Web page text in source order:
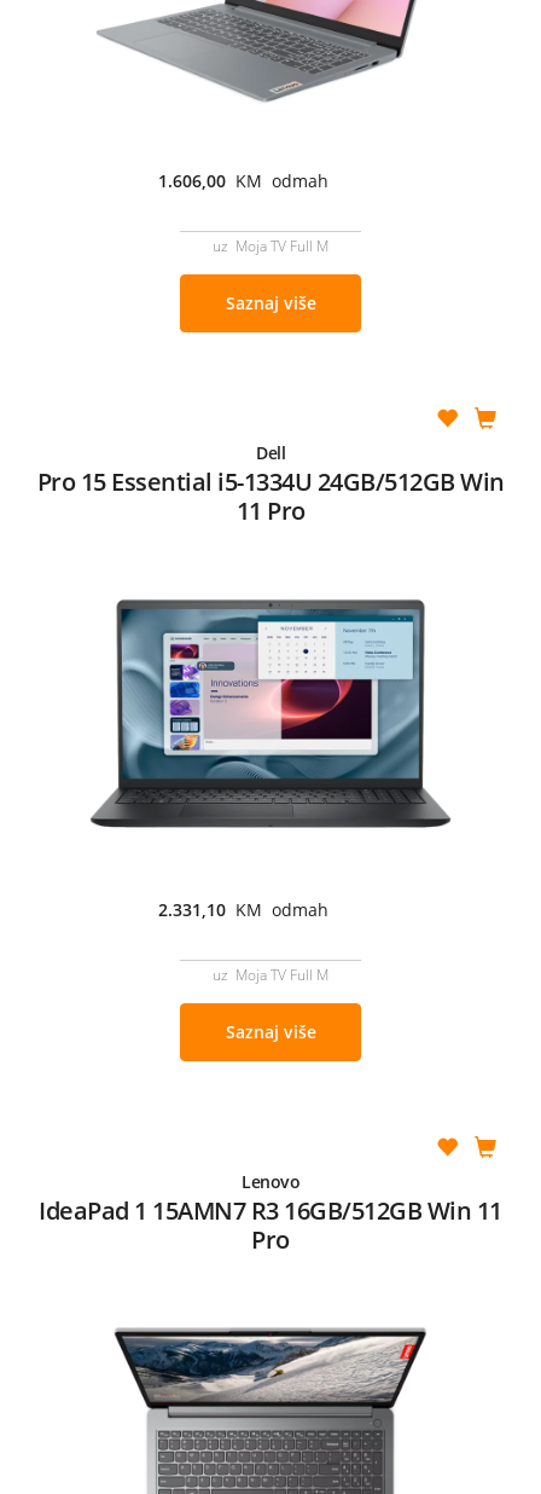
1.606,00 KM odmah
uz Moja TV Full M
Saznaj više
Dell
Pro 15 Essential i5-1334U 24GB/512GB Win
11 Pro
2.331,10 KM odmah
uz Moja TV Full M
Saznaj više
Lenovo
IdeaPad 1 15AMN7 R3 16GB/512GB Win 11
Pro